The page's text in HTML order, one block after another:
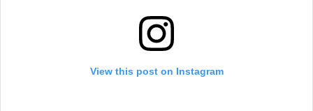
View this post on Instagram